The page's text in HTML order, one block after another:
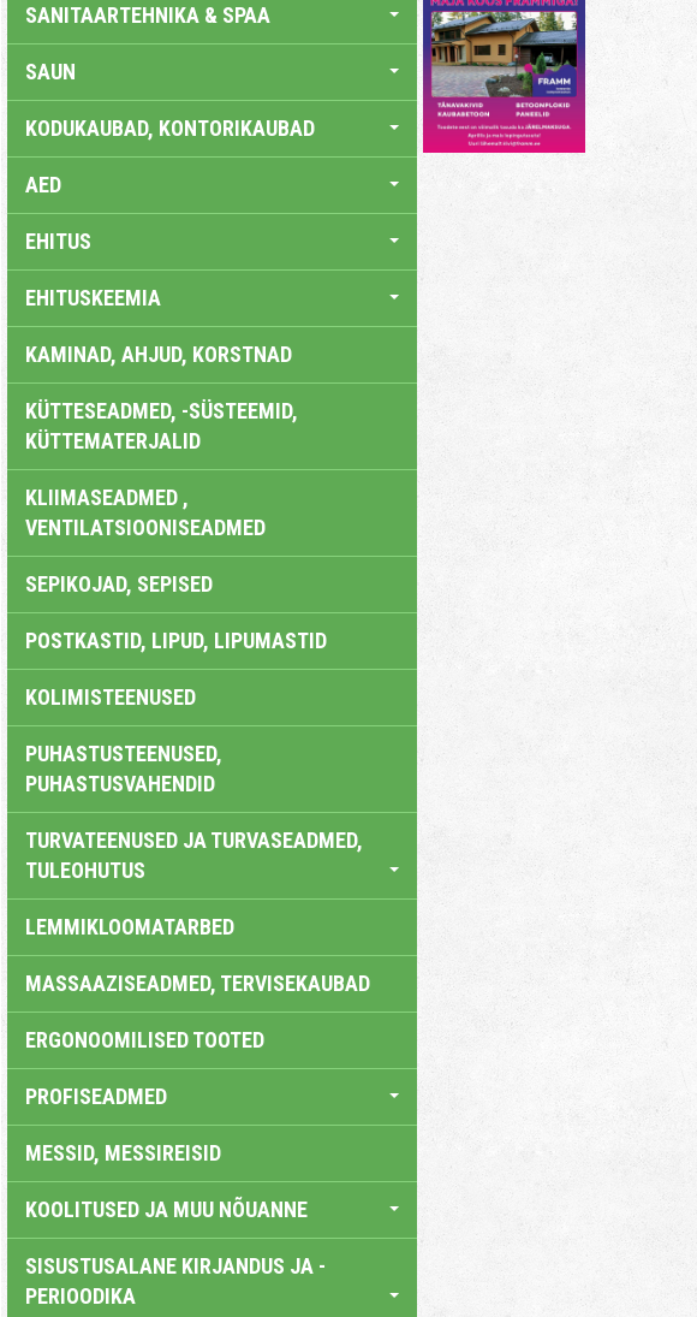
SANITAARTEHNIKA & SPAA
SAUN
KODUKAUBAD, KONTORIKAUBAD
AED
EHITUS
EHITUSKEEMIA
KAMINAD, AHJUD, KORSTNAD
KÜTTESEADMED, -SÜSTEEMID,
KÜTTEMATERJALID
KLIIMASEADMED ,
VENTILATSIOONISEADMED
SEPIKOJAD, SEPISED
POSTKASTID, LIPUD, LIPUMASTID
KOLIMISTEENUSED
PUHASTUSTEENUSED,
PUHASTUSVAHENDID
TURVATEENUSED JA TURVASEADMED,
TULEOHUTUS
LEMMIKLOOMATARBED
MASSAAZISEADMED, TERVISEKAUBAD
ERGONOOMILISED TOOTED
PROFISEADMED
MESSID, MESSIREISID
KOOLITUSED JA MUU NÕUANNE
SISUSTUSALANE KIRJANDUS JA -
PERIOODIKA